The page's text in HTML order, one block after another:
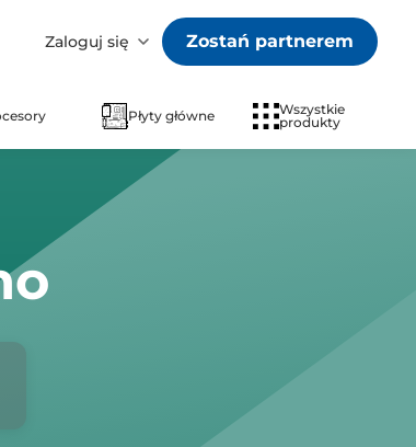
Zaloguj się Zostań partnerem
Płyty główne
Wszystkie
produkty